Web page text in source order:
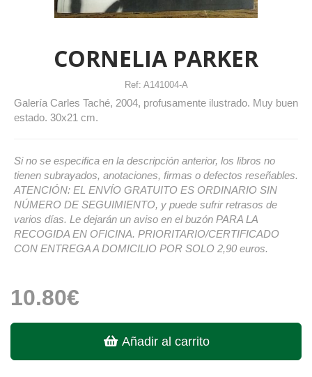
CORNELIA PARKER
Ref: A141004-A
Galería Carles Taché, 2004, profusamente ilustrado. Muy buen
estado. 30x21 cm.
Si no se especifica en la descripción anterior, los libros no
tienen subrayados, anotaciones, firmas o defectos reseñables.
ATENCIÓN: EL ENVÍO GRATUITO ES ORDINARIO SIN
NÚMERO DE SEGUIMIENTO, y puede sufrir retrasos de
varios días. Le dejarán un aviso en el buzón PARA LA
RECOGIDA EN OFICINA. PRIORITARIO/CERTIFICADO
CON ENTREGA A DOMICILIO POR SOLO 2,90 euros.
10.80€
Añadir al carrito